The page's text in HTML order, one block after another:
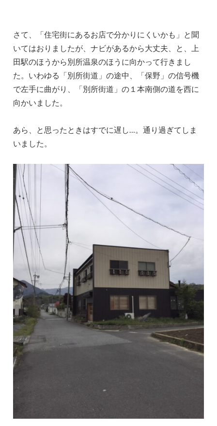
さて、「住宅街にあるお店で分かりにくいかも」と聞
いてはおりましたが、ナビがあるから大丈夫、と、上
田駅のほうから別所温泉のほうに向かって行きまし
た。いわゆる「別所街道」の途中、「保野」の信号機
で左手に曲がり、「別所街道」の１本南側の道を西に
向かいました。
あら、と思ったときはすでに遅し…。通り過ぎてしま
いました。